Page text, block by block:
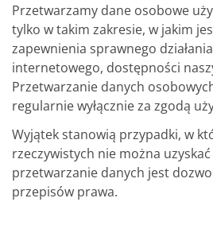
Przetwarzamy dane osobowe
tylko w takim zakresie, w jakim
zapewnienia sprawnego
internetowego, dostępności
Przetwarzanie danych
regularnie wyłącznie za zgodą
Wyjątek stanowią przypadki, w
rzeczywistych nie można
przetwarzanie danych jest
przepisów prawa.